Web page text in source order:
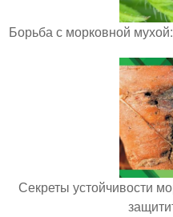
Борьба с морковной
Секреты устойчивости